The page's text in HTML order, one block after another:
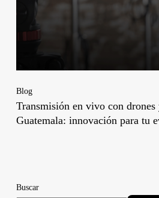
Blog
Transmisión en vivo con drones
Guatemala: innovación para tu
Buscar